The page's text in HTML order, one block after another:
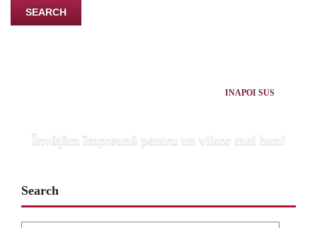
INAPOI SUS
Învăţăm împreună pentru un viitor mai bun!
Search